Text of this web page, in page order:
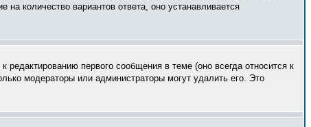
количество вариантов ответа, оно устанавливается
первого сообщения в теме (оно всегда относится к
модераторы или администраторы могут удалить его. Это